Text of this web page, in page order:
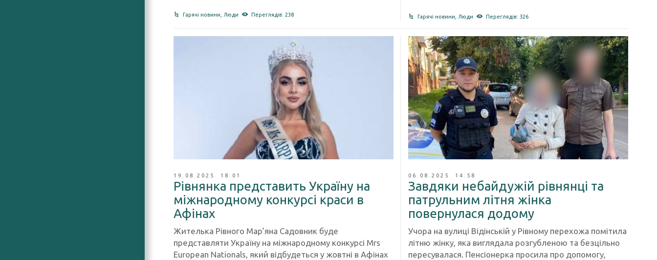
Гарячі новини Люди Переглядів: 238 Гарячі новини Люди Переглядів: 326
19.08.2025 18:01
Рівнянка представить Україну на
міжнародному конкурсі краси в
Афінах
Жителька Рівного Мар’яна Садовник буде
представляти Україну на міжнародному конкурсі Mrs
European Nationals, який відбудеться у жовтні в Афінах
06.08.2025 14:58
Завдяки небайдужій рівнянці та
патрульним літня жінка
повернулася додому
Учора на вулиці Відінській у Рівному перехожа помітила
літню жінку, яка виглядала розгубленою та безцільно
пересувалася. Пенсіонерка просила про допомогу,